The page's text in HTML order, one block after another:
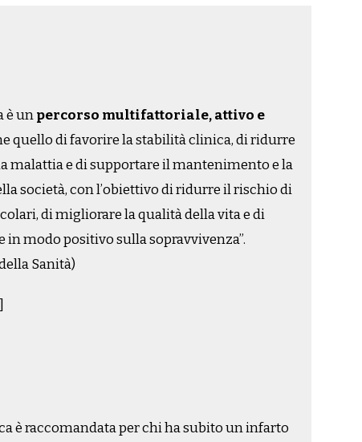
è unpercorso multifattoriale, attivo e
quello di favorire la stabilità clinica, di ridurre
malattia e di supportare il mantenimento e la
società, con l’obiettivo di ridurre il rischio di
di migliorare la qualità della vita e di
modo positivo sulla sopravvivenza”.
Sanità)
è raccomandata per chi ha subito un infarto